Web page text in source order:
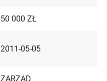
50 000 ZŁ
2011-05-05
ZARZĄD